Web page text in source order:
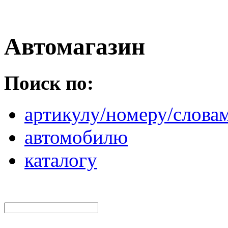
Автомагазин
Поиск по:
артикулу/номеру/
автомобилю
каталогу